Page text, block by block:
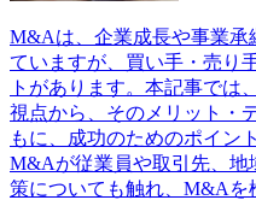
M&Aは、企業成長や事業承
ていますが、買い手・売り
トがあります。本記事では
視点から、そのメリット・
もに、成功のためのポイン
M&Aが従業員や取引先、地
策についても触れ、M&Aを